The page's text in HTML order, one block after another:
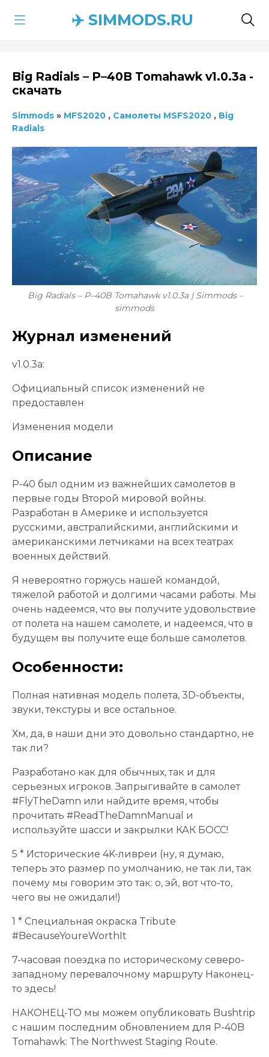
✈️ SIMMODS.RU
Big Radials – P–40B Tomahawk v1.0.3a -
скачать
Simmods » MFS2020 , Самолеты MSFS2020 , Big
Radials
Big Radials – P–40B Tomahawk v1.0.3a | Simmods -
simmods
Журнал изменений
v1.0.3a:
Официальный список изменений не
предоставлен
Изменения модели
Описание
P-40 был одним из важнейших самолетов в
первые годы Второй мировой войны.
Разработан в Америке и используется
русскими, австралийскими, английскими и
американскими летчиками на всех театрах
военных действий.
Я невероятно горжусь нашей командой,
тяжелой работой и долгими часами работы. Мы
очень надеемся, что вы получите удовольствие
от полета на нашем самолете, и надеемся, что в
будущем вы получите еще больше самолетов.
Особенности:
Полная нативная модель полета, 3D-объекты,
звуки, текстуры и все остальное.
Хм, да, в наши дни это довольно стандартно, не
так ли?
Разработано как для обычных, так и для
серьезных игроков. Запрыгивайте в самолет
#FlyTheDamn или найдите время, чтобы
прочитать #ReadTheDamnManual и
используйте шасси и закрылки КАК БОСС!
5 * Исторические 4K-ливреи (ну, я думаю,
теперь это размер по умолчанию, не так ли, так
почему мы говорим это так: о, эй, вот что-то,
чего вы не ожидали!)
1 * Специальная окраска Tribute
#BecauseYoureWorthIt
7-часовая поездка по историческому северо-
западному перевалочному маршруту Наконец-
то здесь!
НАКОНЕЦ-ТО мы можем опубликовать Bushtrip
с нашим последним обновлением для P-40B
Tomahawk: The Northwest Staging Route.